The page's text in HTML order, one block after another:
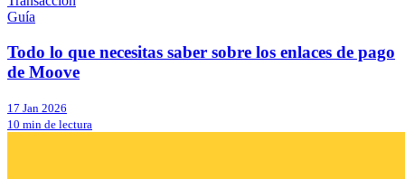
Guía
Todo lo que necesitas saber sobre los enlaces de pago
de Moove
17 Jan 2026
10 min de lectura